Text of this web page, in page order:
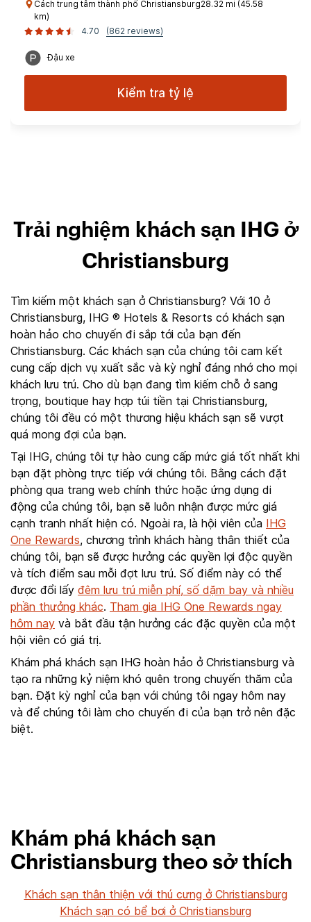
Cách trung tâm thành phố Christiansburg28.32 mi (45.58
km)
4.70
(862 reviews)
Đậu xe
Kiểm tra tỷ lệ
Trải nghiệm khách sạn IHG ở
Christiansburg
Tìm kiếm một khách sạn ở Christiansburg? Với 10 ở
Christiansburg, IHG ® Hotels & Resorts có khách sạn
hoàn hảo cho chuyến đi sắp tới của bạn đến
Christiansburg. Các khách sạn của chúng tôi cam kết
cung cấp dịch vụ xuất sắc và kỳ nghỉ đáng nhớ cho mọi
khách lưu trú. Cho dù bạn đang tìm kiếm chỗ ở sang
trọng, boutique hay hợp túi tiền tại Christiansburg,
chúng tôi đều có một thương hiệu khách sạn sẽ vượt
quá mong đợi của bạn.
Tại IHG, chúng tôi tự hào cung cấp mức giá tốt nhất khi
bạn đặt phòng trực tiếp với chúng tôi. Bằng cách đặt
phòng qua trang web chính thức hoặc ứng dụng di
động của chúng tôi, bạn sẽ luôn nhận được mức giá
cạnh tranh nhất hiện có. Ngoài ra, là hội viên của IHG
One Rewards, chương trình khách hàng thân thiết của
chúng tôi, bạn sẽ được hưởng các quyền lợi độc quyền
và tích điểm sau mỗi đợt lưu trú. Số điểm này có thể
được đổi lấy đêm lưu trú miễn phí, số dặm bay và nhiều
phần thưởng khác. Tham gia IHG One Rewards ngay
hôm nay và bắt đầu tận hưởng các đặc quyền của một
hội viên có giá trị.
Khám phá khách sạn IHG hoàn hảo ở Christiansburg và
tạo ra những kỷ niệm khó quên trong chuyến thăm của
bạn. Đặt kỳ nghỉ của bạn với chúng tôi ngay hôm nay
và để chúng tôi làm cho chuyến đi của bạn trở nên đặc
biệt.
Khám phá khách sạn
Christiansburg theo sở thích
Khách sạn thân thiện với thú cưng ở Christiansburg
Khách sạn có bể bơi ở Christiansburg